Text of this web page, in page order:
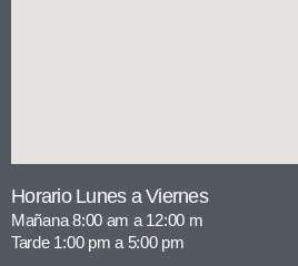
Horario Lunes a Viernes
Mañana 8:00 am a 12:00 m
Tarde 1:00 pm a 5:00 pm